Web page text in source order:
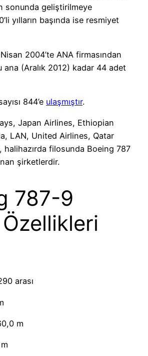
sonunda geliştirilmeye
yılların başında ise resmiyet
2004’te ANA firmasından
ana (Aralık 2012) kadar 44 adet
844’e ulaşmıştır.
Japan Airlines, Ethiopian
LAN, United Airlines, Qatar
halihazırda filosunda Boeing 787
şirketlerdir.
787-9
arası
m